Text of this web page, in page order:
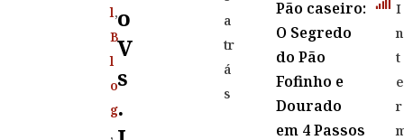
l,
B
l
o
g
,
O
V
S
.
a
tr
á
s
Pão caseiro:
O Segredo
do Pão
Fofinho e
Dourado
em 4 Passos
I
n
t
e
r